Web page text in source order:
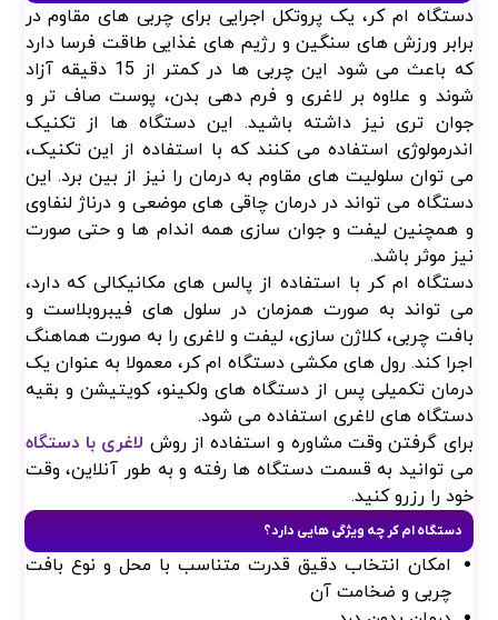
شوند و علاوه بر لاغری و فرم دهی بدن، پوست صاف تر و
جوان تری نیز داشته باشید. این دستگاه ها از تکنیک
اندرمولوژی استفاده می کنند که با استفاده از این تکنیک،
می توان سلولیت های مقاوم به درمان را نیز از بین برد. این
دستگاه می تواند در درمان چاقی های موضعی و درناژ لنفاوی
و همچنین لیفت و جوان سازی همه اندام ها و حتی صورت
نیز موثر باشد.
دستگاه ام کر با استفاده از پالس های مکانیکالی که دارد،
می تواند به صورت همزمان در سلول های فیبروبلاست و
بافت چربی، کلاژن سازی، لیفت و لاغری را به صورت هماهنگ
اجرا کند. رول های مکشی دستگاه ام کر، معمولا به عنوان یک
درمان تکمیلی پس از دستگاه های ولکینو، کویتیشن و بقیه
دستگاه های لاغری استفاده می شود.
برای گرفتن وقت مشاوره و استفاده از روشلاغری با دستگاه
می توانید به قسمت دستگاه ها رفته و به طور آنلاین، وقت
خود را رزرو کنید.
دستگاه ام کر چه ویژگی هایی دارد؟
امکان انتخاب دقیق قدرت متناسب با محل و نوع بافت
چربی و ضخامت آن
درمان بدون درد
درمان سریع و موثر
از بین بردن سلولیت های مقاوم به درمان